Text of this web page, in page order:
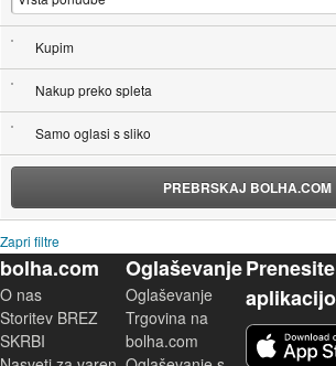
Kupim
Nakup preko spleta
Samo oglasi s sliko
PREBRSKAJ BOLHA.COM
Zapri filtre
bolha.com
O nas
Storitev BREZ
SKRBI
Oglaševanje
Oglaševanje
Trgovina na
bolha.com
Prenesite
aplikacijo